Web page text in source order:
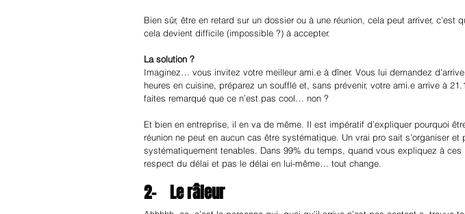
Bien sûr, être en retard sur un dossier ou à une réunion, cela peut arriver, c’est
cela devient difficile (impossible ?) à accepter.
La solution ?
Imaginez… vous invitez votre meilleur ami.e à dîner. Vous lui demandez
heures en cuisine, préparez un soufflé et, sans prévenir, votre ami.e arrive à
faites remarqué que ce n’est pas cool… non ?
Et bien en entreprise, il en va de même. Il est impératif d’expliquer pourquoi
réunion ne peut en aucun cas être systématique. Un vrai pro sait s’organiser
systématiquement tenables. Dans 99% du temps, quand vous expliquez à ces
respect du délai et pas le délai en lui-même… tout change.
2-    Le râleur